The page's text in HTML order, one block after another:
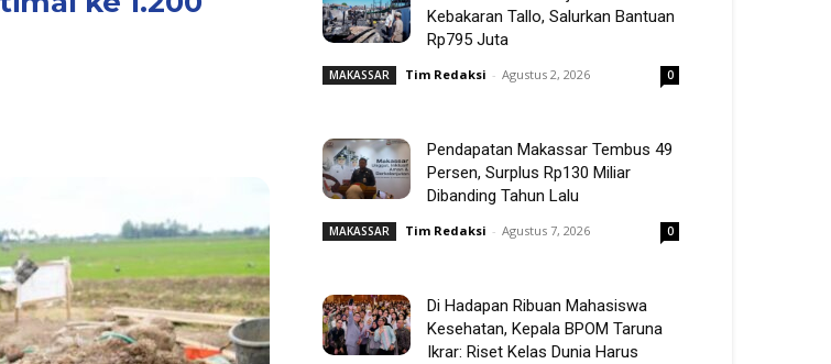
Kebakaran Tallo, Salurkan Bantuan
Rp795 Juta
MAKASSAR Tim Redaksi - Agustus 2, 2026 0
Pendapatan Makassar Tembus 49
Persen, Surplus Rp130 Miliar
Dibanding Tahun Lalu
MAKASSAR Tim Redaksi - Agustus 7, 2026 0
Di Hadapan Ribuan Mahasiswa
Kesehatan, Kepala BPOM Taruna
Ikrar: Riset Kelas Dunia Harus